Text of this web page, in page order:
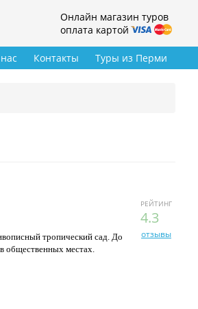
Онлайн магазин туров
оплата картой
Туры из Перми
Контакты
РЕЙТИНГ
4.3
отзывы
тропический сад. До
общественных местах.